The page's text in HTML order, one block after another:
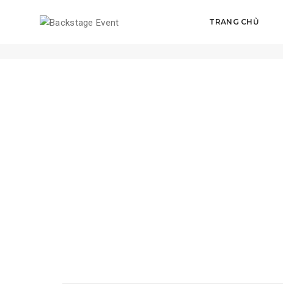
TRANG CHỦ
Quản lý rủi ro